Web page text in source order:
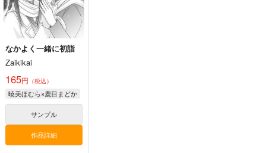
なかよく一緒に初詣
Zaikikai
165円 （税込）
暁美ほむら×鹿目まどか
サンプル
作品詳細